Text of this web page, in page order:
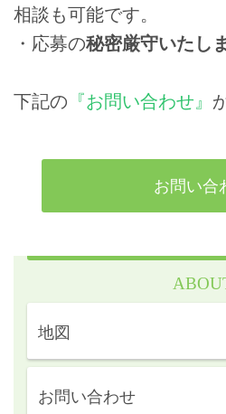
相談も可能です。
・応募の秘密厳守いたし
下記の 『お問い合わせ』
お問い合
地図
お問い合わせ